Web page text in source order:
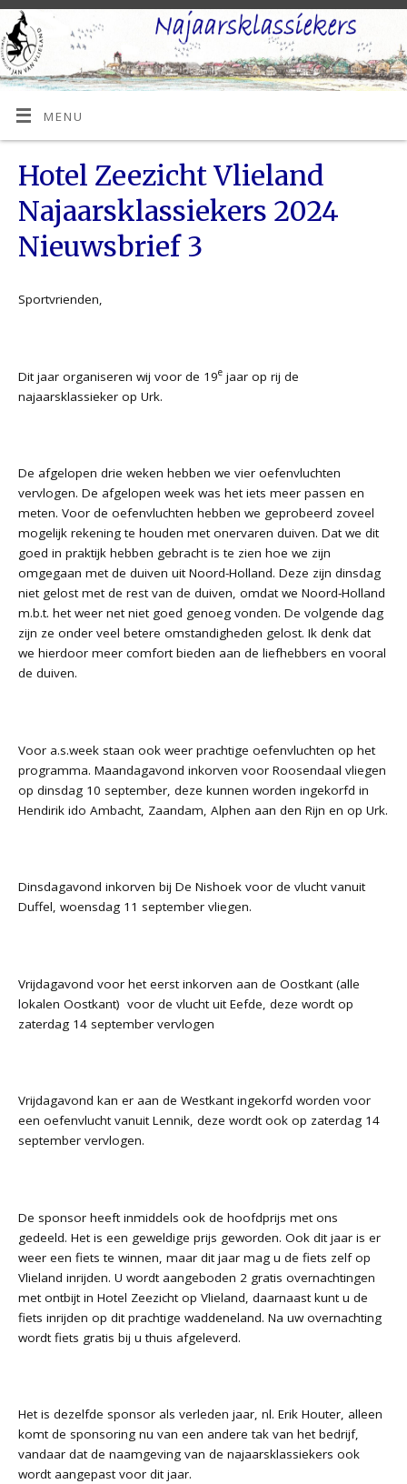
MENU
Hotel Zeezicht Vlieland
Najaarsklassiekers 2024
Nieuwsbrief 3
Sportvrienden,
Dit jaar organiseren wij voor de 19e jaar op rij de
najaarsklassieker op Urk.
De afgelopen drie weken hebben we vier oefenvluchten
vervlogen. De afgelopen week was het iets meer passen en
meten. Voor de oefenvluchten hebben we geprobeerd zoveel
mogelijk rekening te houden met onervaren duiven. Dat we dit
goed in praktijk hebben gebracht is te zien hoe we zijn
omgegaan met de duiven uit Noord-Holland. Deze zijn dinsdag
niet gelost met de rest van de duiven, omdat we Noord-Holland
m.b.t. het weer net niet goed genoeg vonden. De volgende dag
zijn ze onder veel betere omstandigheden gelost. Ik denk dat
we hierdoor meer comfort bieden aan de liefhebbers en vooral
de duiven.
Voor a.s.week staan ook weer prachtige oefenvluchten op het
programma. Maandagavond inkorven voor Roosendaal vliegen
op dinsdag 10 september, deze kunnen worden ingekorfd in
Hendirik ido Ambacht, Zaandam, Alphen aan den Rijn en op Urk.
Dinsdagavond inkorven bij De Nishoek voor de vlucht vanuit
Duffel, woensdag 11 september vliegen.
Vrijdagavond voor het eerst inkorven aan de Oostkant (alle
lokalen Oostkant) voor de vlucht uit Eefde, deze wordt op
zaterdag 14 september vervlogen
Vrijdagavond kan er aan de Westkant ingekorfd worden voor
een oefenvlucht vanuit Lennik, deze wordt ook op zaterdag 14
september vervlogen.
De sponsor heeft inmiddels ook de hoofdprijs met ons
gedeeld. Het is een geweldige prijs geworden. Ook dit jaar is er
weer een fiets te winnen, maar dit jaar mag u de fiets zelf op
Vlieland inrijden. U wordt aangeboden 2 gratis overnachtingen
met ontbijt in Hotel Zeezicht op Vlieland, daarnaast kunt u de
fiets inrijden op dit prachtige waddeneland. Na uw overnachting
wordt fiets gratis bij u thuis afgeleverd.
Het is dezelfde sponsor als verleden jaar, nl. Erik Houter, alleen
komt de sponsoring nu van een andere tak van het bedrijf,
vandaar dat de naamgeving van de najaarsklassiekers ook
wordt aangepast voor dit jaar.